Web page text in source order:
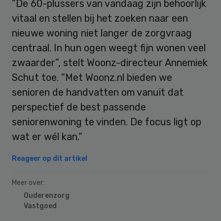
”De 60-plussers van vandaag zijn behoorlijk
vitaal en stellen bij het zoeken naar een
nieuwe woning niet langer de zorgvraag
centraal. In hun ogen weegt fijn wonen veel
zwaarder”, stelt Woonz-directeur Annemiek
Schut toe. ”Met Woonz.nl bieden we
senioren de handvatten om vanuit dat
perspectief de best passende
seniorenwoning te vinden. De focus ligt op
wat er wél kan.”
Reageer op dit artikel
Meer over:
Ouderenzorg
Vastgoed